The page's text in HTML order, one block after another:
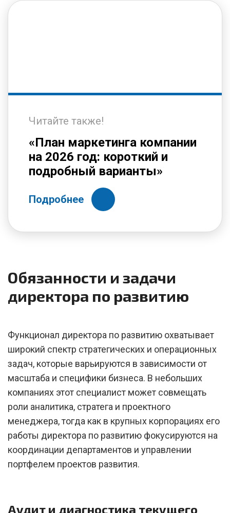
Читайте также!
«План маркетинга компании
на 2026 год: короткий и
подробный варианты»
Подробнее
Обязанности и задачи
директора по развитию
Функционал директора по развитию охватывает
широкий спектр стратегических и операционных
задач, которые варьируются в зависимости от
масштаба и специфики бизнеса. В небольших
компаниях этот специалист может совмещать
роли аналитика, стратега и проектного
менеджера, тогда как в крупных корпорациях его
работы директора по развитию фокусируются на
координации департаментов и управлении
портфелем проектов развития.
Аудит и диагностика текущего